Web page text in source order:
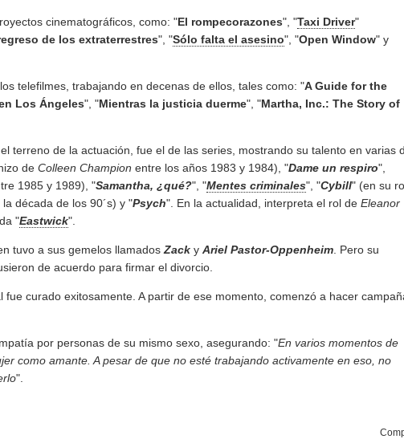
cinematográficos, como: "El rompecorazones", "Taxi Driver"
de los extraterrestres", "Sólo falta el asesino", "Open Window" y
telefilmes, trabajando en decenas de ellos, tales como: "A Guide for the
Los Ángeles", "Mientras la justicia duerme", "Martha, Inc.: The Story of
terreno de la actuación, fue el de las series, mostrando su talento en varias
de Colleen Champion entre los años 1983 y 1984), "Dame un respiro",
1985 y 1989), "Samantha, ¿qué?", "Mentes criminales", "Cybill" (en su
década de los 90´s) y "Psych". En la actualidad, interpreta el rol de Eleanor
"Eastwick".
tuvo a sus gemelos llamados Zack y Ariel Pastor-Oppenheim . Pero su
de acuerdo para firmar el divorcio.
curado exitosamente. A partir de ese momento, comenzó a hacer
por personas de su mismo sexo, asegurando: "En varios momentos de
como amante. A pesar de que no esté trabajando activamente en eso, no
".